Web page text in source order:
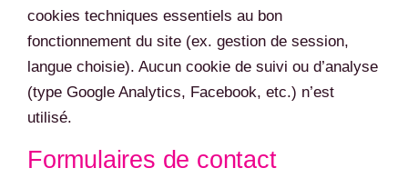
cookies techniques essentiels au bon
fonctionnement du site (ex. gestion de session,
langue choisie). Aucun cookie de suivi ou d’analyse
(type Google Analytics, Facebook, etc.) n’est
utilisé.
Formulaires de contact